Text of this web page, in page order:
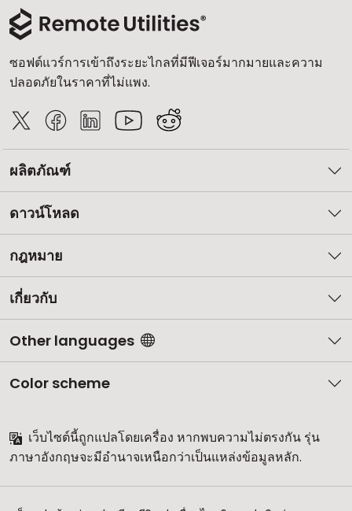
ซอฟต์แวร์การเข้าถึงระยะไกลที่มีฟีเจอร์มากมายและความ
ปลอดภัยในราคาที่ไม่แพง.
ผลิตภัณฑ์
ดาวน์โหลด
กฎหมาย
เกี่ยวกับ
Other languages
Color scheme
เว็บไซต์นี้ถูกแปลโดยเครื่อง หากพบความไม่ตรงกัน รุ่น
ภาษาอังกฤษจะมีอำนาจเหนือกว่าเป็นแหล่งข้อมูลหลัก.